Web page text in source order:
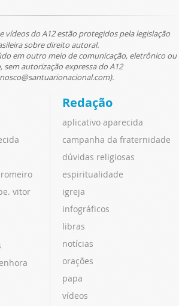
vídeos do A12 estão protegidos pela legislação
sobre direito autoral.
em outro meio de comunicação, eletrônico ou
sem autorização expressa do A12
vitor
Redação
aplicativo aparecida
campanha da fraternidade
dúvidas religiosas
espiritualidade
igreja
infográficos
libras
notícias
orações
papa
vídeos